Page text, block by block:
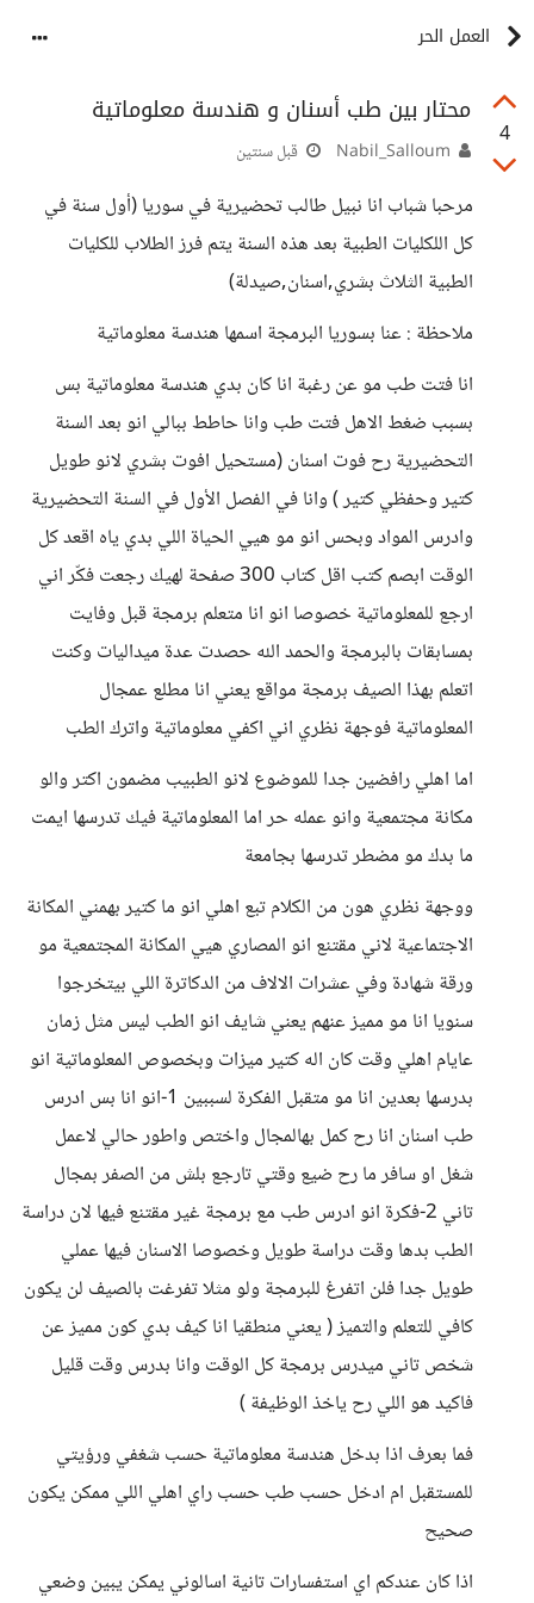
العمل الحر
4
محتار بين طب أسنان و هندسة معلوماتية
قبل سنتين
مرحبا شباب انا نبيل طالب تحضيرية في سوريا (أول سنة في
كل اللكليات الطبية بعد هذه السنة يتم فرز الطلاب للكليات
الطبية الثلاث بشري,اسنان,صيدلة)
ملاحظة : عنا بسوريا البرمجة اسمها هندسة معلوماتية
انا فتت طب مو عن رغبة انا كان بدي هندسة معلوماتية بس
بسبب ضغط الاهل فتت طب وانا حاطط ببالي انو بعد السنة
التحضيرية رح فوت اسنان (مستحيل افوت بشري لانو طويل
كتير وحفظي كتير ) وانا في الفصل الأول في السنة التحضيرية
وادرس المواد وبحس انو مو هيي الحياة اللي بدي ياه اقعد كل
الوقت ابصم كتب اقل كتاب 300 صفحة لهيك رجعت فكّر اني
ارجع للمعلوماتية خصوصا انو انا متعلم برمجة قبل وفايت
بمسابقات بالبرمجة والحمد الله حصدت عدة ميداليات وكنت
اتعلم بهذا الصيف برمجة مواقع يعني انا مطلع عمجال
المعلوماتية فوجهة نظري اني اكفي معلوماتية واترك الطب
اما اهلي رافضين جدا للموضوع لانو الطبيب مضمون اكتر والو
مكانة مجتمعية وانو عمله حر اما المعلوماتية فيك تدرسها ايمت
ما بدك مو مضطر تدرسها بجامعة
ووجهة نظري هون من الكلام تبع اهلي انو ما كتير بهمني المكانة
الاجتماعية لاني مقتنع انو المصاري هيي المكانة المجتمعية مو
ورقة شهادة وفي عشرات الالاف من الدكاترة اللي بيتخرجوا
سنويا انا مو مميز عنهم يعني شايف انو الطب ليس مثل زمان
عايام اهلي وقت كان اله كتير ميزات وبخصوص المعلوماتية انو
بدرسها بعدين انا مو متقبل الفكرة لسببين 1-انو انا بس ادرس
طب اسنان انا رح كمل بهالمجال واختص واطور حالي لاعمل
شغل او سافر ما رح ضيع وقتي تارجع بلش من الصفر بمجال
تاني 2-فكرة انو ادرس طب مع برمجة غير مقتنع فيها لان دراسة
الطب بدها وقت دراسة طويل وخصوصا الاسنان فيها عملي
طويل جدا فلن اتفرغ للبرمجة ولو مثلا تفرغت بالصيف لن يكون
كافي للتعلم والتميز ( يعني منطقيا انا كيف بدي كون مميز عن
شخص تاني ميدرس برمجة كل الوقت وانا بدرس وقت قليل
فاكيد هو اللي رح ياخذ الوظيفة )
فما بعرف اذا بدخل هندسة معلوماتية حسب شغفي ورؤيتي
للمستقبل ام ادخل حسب طب حسب راي اهلي اللي ممكن يكون
صحيح
اذا كان عندكم اي استفسارات تانية اسالوني يمكن يبين وضعي